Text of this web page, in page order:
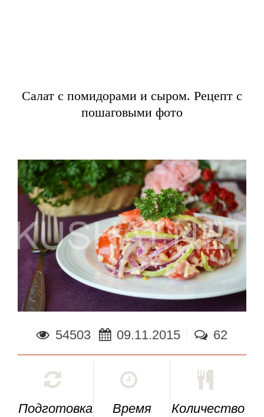
Салат с помидорами и сыром. Рецепт с
пошаговыми фото
54503 09.11.2015 62
Подготовка
Время
Количество